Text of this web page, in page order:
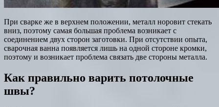
При сварке же в верхнем положении, металл норовит стекать
вниз, поэтому самая большая проблема возникает с
соединением двух сторон заготовки. При отсутствии опыта,
сварочная ванна появляется лишь на одной стороне кромки,
поэтому и возникает проблема связать две стороны металла.
Как правильно варить потолочные
швы?